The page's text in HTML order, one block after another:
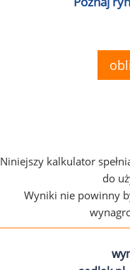
Niniejszy kalkulator
do
Wyniki nie powinny